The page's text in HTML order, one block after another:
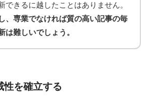
できるに越したことはありません。
、専業でなければ質の高い記事の毎
は難しいでしょう。
性を確立する